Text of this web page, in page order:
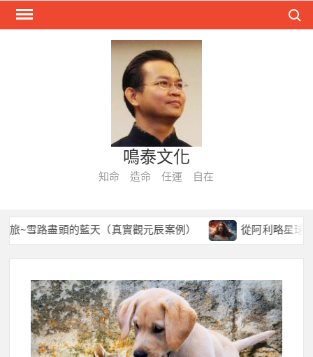
Skip
鳴泰文化
知命 造命 任運 自在
路盡頭的藍天（真實觀元辰案例） 從阿利略星球到今